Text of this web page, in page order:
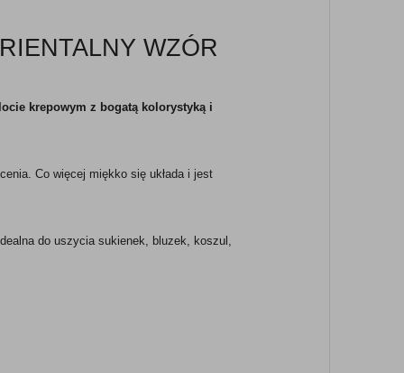
WZÓR
krepowym z bogatą kolorystyką i
Co więcej miękko się układa i jest
do uszycia sukienek, bluzek, koszul,